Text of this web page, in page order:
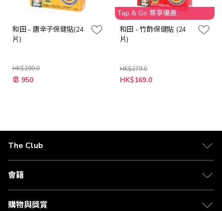
和田 - 唐辛子保健貼(24
片)
HK$299.0
特
殊 950
Tap & Go 尊享優惠
和田 - 竹酢保健貼 (24
片)
HK$279.0
特
殊
HK$169.0
The Club
關於 The Club
合作夥伴
媒體中心
會籍
會籍及專屬禮遇
賺取積分
購物與獎賞